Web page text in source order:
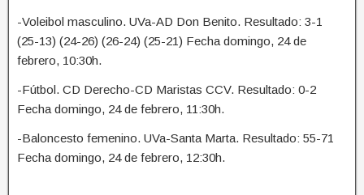
-Voleibol masculino. UVa-AD Don Benito. Resultado: 3-1
(25-13) (24-26) (26-24) (25-21) Fecha domingo, 24 de
febrero, 10:30h.
-Fútbol. CD Derecho-CD Maristas CCV. Resultado: 0-2
Fecha domingo, 24 de febrero, 11:30h.
-Baloncesto femenino. UVa-Santa Marta. Resultado: 55-71
Fecha domingo, 24 de febrero, 12:30h.